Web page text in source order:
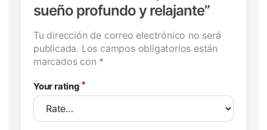
sueño profundo y relajante”
Tu dirección de correo electrónico no será
publicada. Los campos obligatorios están
marcados con *
Your rating